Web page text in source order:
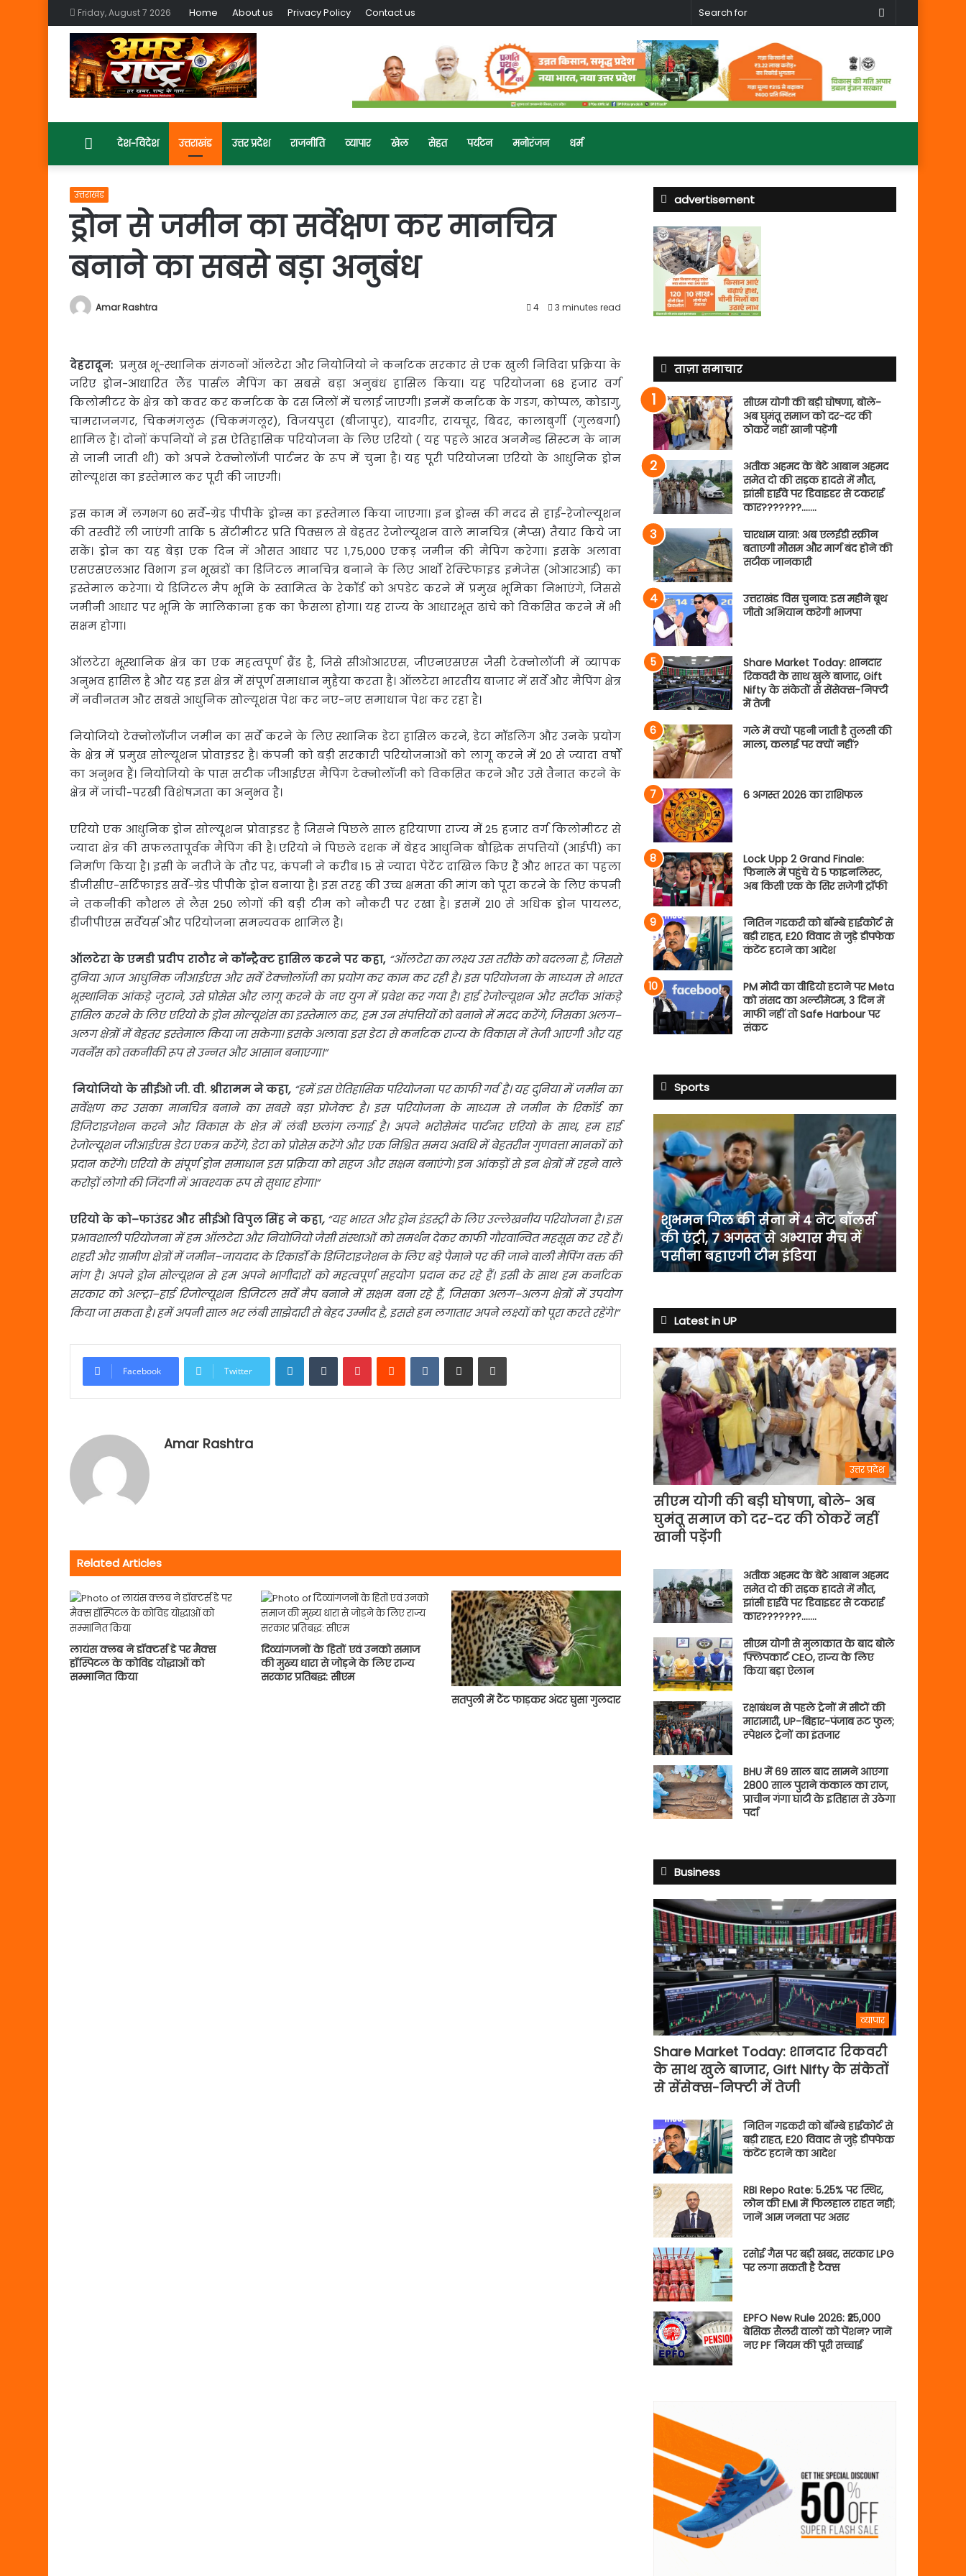
Friday, August 7 2026 Home About us Privacy Policy Contact us
Search
Homeदेश-विदेश उत्तराखंड उत्तर प्रदेश राजनीति व्यापार खेल सेहत पर्यटन मनोरंजन धर्म
उत्तराखंड
ड्रोन से जमीन का सर्वेक्षण कर मानचित्र
बनाने का सबसे बड़ा अनुबंध
Amar Rashtra 4 3 minutes read
देहरादून: प्रमुख भू-स्थानिक संगठनों ऑलटेरा और नियोजियो ने कर्नाटक सरकार से एक खुली निविदा प्रक्रिया के
जरिए ड्रोन-आधारित लैंड पार्सल मैपिंग का सबसे बड़ा अनुबंध हासिल किया। यह परियोजना 68 हजार वर्ग
किलोमीटर के क्षेत्र को कवर कर कर्नाटक के दस जिलों में चलाई जाएगी। इनमें कर्नाटक के गडग, कोप्पल, कोडागु,
चामराजनगर, चिकमंगलुरु (चिकमंगलूर), विजयपुरा (बीजापुर), यादगीर, रायचूर, बिदर, कालाबुर्गी (गुलबर्गा)
शामिल हैं। दोनों कंपनियों ने इस ऐतिहासिक परियोजना के लिए एरियो ( यह पहले आरव अनमैन्ड सिस्टम के नाम
से जानी जाती थी) को अपने टेक्‍नोलॉजी पार्टनर के रूप में चुना है। यह पूरी परियोजना एरियो के आधुनिक ड्रोन
सोल्यूशंस का इस्तेमाल कर पूरी की जाएगी।
इस काम में लगभग 60 सर्वे-ग्रेड पीपीके ड्रोन्‍स का इस्‍तेमाल किया जाएगा। इन ड्रोन्‍स की मदद से हाई-रेजोल्‍यूशन
की तस्‍वीरें ली जाएंगी ताकि 5 सेंटीमीटर प्रति पिक्‍सल से बेहतर रेजोल्‍यूशन वाले मानचित्र (मैप्‍स) तैयार किये जा
सकें। ड्रोन का यह बेड़ा एक दिन में औसत आधार पर 1,75,000 एकड़ जमीन की मैपिंग करेगा। इसके अलावा
एसएसएलआर विभाग इन भूखंडों का डिजिटल मानचित्र बनाने के लिए आर्थो रेक्टिफाइड इमेजेस (ओआरआई) का
इस्तेमाल करेगा। ये डिजिटल मैप भूमि के स्वामित्व के रेकॉर्ड को अपडेट करने में प्रमुख भूमिका निभाएंगे, जिससे
जमीनी आधार पर भूमि के मालिकाना हक का फैसला होगा। यह राज्य के आधारभूत ढांचे को विकसित करने में भी
सक्षम होगा।
ऑलटेरा भूस्थानिक क्षेत्र का एक महत्वपूर्ण ब्रैंड है, जिसे सीओआरएस, जीएनएसएस जैसी टेक्‍नोलॉजी में व्‍यापक
अनुभव हासिल है और यह इस क्षेत्र में संपूर्ण समाधान मुहैया करता है। ऑलटेरा भारतीय बाजार में सर्वे और मैपिंग क्षेत्र
में नवीनतम और सबसे आधुनिक सोल्यूशंस पेश कर नए-नए समाधान पेश कर रहा है।
नियोजियो टेक्‍नोलॉजीज जमीन का सर्वे करने के लिए स्थानिक डेटा हासिल करने, डेटा मॉडलिंग और उनके प्रयोग
के क्षेत्र में प्रमुख सोल्यूशन प्रोवाइडर है। कंपनी को बड़ी सरकारी परियोजनाओं को लागू करने में 20 से ज्यादा वर्षों
का अनुभव हैं। नियोजियो के पास सटीक जीआईएस मैपिंग टेक्‍नोलॉजी को विकसित करने और उसे तैनात करने के
क्षेत्र में जांची-परखी विशेषज्ञता का अनुभव है।
एरियो एक आधुनिक ड्रोन सोल्यूशन प्रोवाइडर है जिसने पिछले साल हरियाणा राज्य में 25 हजार वर्ग किलोमीटर से
ज्यादा क्षेत्र की सफलतापूर्वक मैपिंग की है। एरियो ने पिछले दशक में बेहद आधुनिक बौद्धिक संपत्तियों (आईपी) का
निर्माण किया है। इसी के नतीजे के तौर पर, कंपनी ने करीब 15 से ज्यादा पेटेंट दाखिल किए हैं और भारत का पहला
डीजीसीए-सर्टिफाइड सर्वे-ग्रेड पीपीके ड्रोन बनाया है। इस तरह की उच्च क्षमता की मांग को पूरा करने के लिए कंपनी
ने तकनीकी कौशल से लैस 250 लोगों की बड़ी टीम को नौकरी पर रखा है। इसमें 210 से अधिक ड्रोन पायलट,
डीजीपीएस सर्वेयर्स और परियोजना समन्यवक शामिल है।
ऑलटेराकेएमडीप्रदीप राठौर ने कॉन्ट्रैक्टहासिलकरनेपरकहा, “ऑलटेराकालक्ष्य उस तरीके को बदलना है, जिससे
दुनिया आज आधुनिक जीआईएस और सर्वे टेक्नोलॉजी का प्रयोग कर काम कर रही है। इस परियोजना के माध्यम से भारत
भूस्थानिक आंकड़े जुटाने, उसे प्रोसेस और लागू करने के नए युग में प्रवेश कर गया है। हाई रेजोल्यूशन और सटीक आंकड़े
हासिल करने के लिए एरियो के ड्रोन सोल्यूशंस का इस्तेमाल कर, हम उन संपत्तियोंकोबनाने मेंमददकरेंगे,जिसकाअलग–
अलग क्षेत्रों में बेहतर इस्तेमाल किया जा सकेगा। इसके अलावा इस डेटा से कर्नाटक राज्य के विकास में तेजी आएगी और यह
गवर्नेंस को तकनीकी रूप से उन्नत और आसान बनाएगा।”
नियोजियो के सीईओ जी.वी. श्रीरामम ने कहा, “हमें इस ऐतिहासिक परियोजना पर काफी गर्व है। यह दुनिया में जमीन का
सर्वेक्षण कर उसका मानचित्र बनाने का सबसे बड़ा प्रोजेक्ट है। इस परियोजना के माध्यम से जमीन के रिकॉर्ड का
डिजिटाइजेशन करने और विकास के क्षेत्र में लंबी छलांग लगाई है। अपने भरोसेमंद पार्टनर एरियो के साथ, हम हाई
रेजोल्यूशन जीआईएस डेटा एकत्र करेंगे, डेटा को प्रोसेस करेंगे और एक निश्चित समय अवधि में बेहतरीन गुणवत्ता मानकों को
प्रदान करेंगे। एरियो के संपूर्ण ड्रोन समाधान इस प्रक्रिया को सहज और सक्षम बनाएंगे। इन आंकड़ों से इन क्षेत्रों में रहने वाले
करोड़ों लोगो की जिंदगी में आवश्यक रूप से सुधार होगा।”
एरियोकेको–फाउंडर और सीईओ विपुल सिंहनेकहा, “यह भारत और ड्रोन इंडस्ट्रीके लिए उल्लेखनीय परियोजना है। इस
प्रभावशाली परियोजना में हम ऑलटेरा और नियोजियो जैसी संस्थाओं को समर्थन देकर काफी गौरवान्वित महसूस कर रहे हैं।
शहरी और ग्रामीण क्षेत्रों में जमीन–जायदाद के रिकार्डोंके डिजिटाइजेशन के लिए बड़े पैमाने पर की जाने वालीमैपिंगवक्तकी
मांग है। अपने ड्रोन सोल्यूशन से हम अपने भागीदारों को महत्वपूर्ण सहयोग प्रदान कर रहे हैं। इसी के साथ हम कर्नाटक
सरकार को अल्ट्रा–हाई रिजोल्यूशन डिजिटल सर्वे मैप बनाने में सक्षम बना रहे हैं, जिसका अलग–अलग क्षेत्रों में उपयोग
किया जा सकता है। हमें अपनी साल भर लंबी साझेदारी से बेहद उम्मीद है, इससे हम लगातार अपने लक्ष्यों को पूरा करते रहेंगे।”
Facebook Twitter
LinkedInTumblrPinterestReddit VKontakte
Share via Email Print
Amar Rashtra
Related Articles
लायंस क्लब ने डॉक्टर्स डे पर मैक्स
हॉस्पिटल के कोविड योद्धाओं को
सम्मानित किया
दिव्यांगजनों के हितों एवं उनको समाज
की मुख्य धारा से जोड़ने के लिए राज्य
सरकार प्रतिबद्ध: सीएम
सतपुली में टैंट फाड़कर अंदर घुसा गुलदार
advertisement
ताज़ा समाचार
सीएम योगी की बड़ी घोषणा, बोले-
अब घुमंतू समाज को दर-दर की
ठोकरें नहीं खानी पड़ेंगी
अतीक अहमद के बेटे आबान अहमद
समेत दो की सड़क हादसे में मौत,
झांसी हाईवे पर डिवाइडर से टकराई
कार???????…….
चारधाम यात्रा: अब एलईडी स्क्रीन
बताएगी मौसम और मार्ग बंद होने की
सटीक जानकारी
उत्तराखंड विस चुनाव: इस महीने बूथ
जीतो अभियान करेगी भाजपा
Share Market Today: शानदार
रिकवरी के साथ खुले बाजार, Gift
Nifty के संकेतों से सेंसेक्स-निफ्टी
में तेजी
गले में क्यों पहनी जाती है तुलसी की
माला, कलाई पर क्यों नहीं?
6 अगस्त 2026 का राशिफल
Lock Upp 2 Grand Finale:
फिनाले में पहुंचे ये 5 फाइनलिस्ट,
अब किसी एक के सिर सजेगी ट्रॉफी
नितिन गडकरी को बॉम्बे हाईकोर्ट से
बड़ी राहत, E20 विवाद से जुड़े डीपफेक
कंटेंट हटाने का आदेश
PM मोदी का वीडियो हटाने पर Meta
को संसद का अल्टीमेटम, 3 दिन में
माफी नहीं तो Safe Harbour पर
संकट
Sports
गिल
की
सेना
4
नेट
बॉलर्स
की
एंट्री,
7
अभ्यास
मैच
में
पसीना
बहाएगी
टीम
इंडिया
शुभमन गिल की सेना में 4 नेट बॉलर्स
की एंट्री, 7 अगस्त से अभ्यास मैच में
पसीना बहाएगी टीम इंडिया
Latest in UP
उत्तर प्रदेश
सीएम योगी की बड़ी घोषणा, बोले- अब
घुमंतू समाज को दर-दर की ठोकरें नहीं
खानी पड़ेंगी
अतीक अहमद के बेटे आबान अहमद
समेत दो की सड़क हादसे में मौत,
झांसी हाईवे पर डिवाइडर से टकराई
कार???????…….
सीएम योगी से मुलाकात के बाद बोले
फ्लिपकार्ट CEO, राज्य के लिए
किया बड़ा ऐलान
रक्षाबंधन से पहले ट्रेनों में सीटों की
मारामारी, UP-बिहार-पंजाब रूट फुल;
स्पेशल ट्रेनों का इंतजार
BHU में 69 साल बाद सामने आएगा
2800 साल पुराने कंकाल का राज,
प्राचीन गंगा घाटी के इतिहास से उठेगा
पर्दा
Business
व्यापार
Share Market Today: शानदार रिकवरी
के साथ खुले बाजार, Gift Nifty के संकेतों
से सेंसेक्स-निफ्टी में तेजी
नितिन गडकरी को बॉम्बे हाईकोर्ट से
बड़ी राहत, E20 विवाद से जुड़े डीपफेक
कंटेंट हटाने का आदेश
RBI Repo Rate: 5.25% पर स्थिर,
लोन की EMI में फिलहाल राहत नहीं;
जानें आम जनता पर असर
रसोई गैस पर बड़ी खबर, सरकार LPG
पर लगा सकती है टैक्स
EPFO New Rule 2026: ₹25,000
बेसिक सैलरी वालों को पेंशन? जानें
नए PF नियम की पूरी सच्चाई